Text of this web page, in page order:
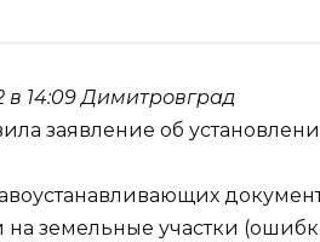
в 14:09 Димитровград
заявление об
на земельные участки